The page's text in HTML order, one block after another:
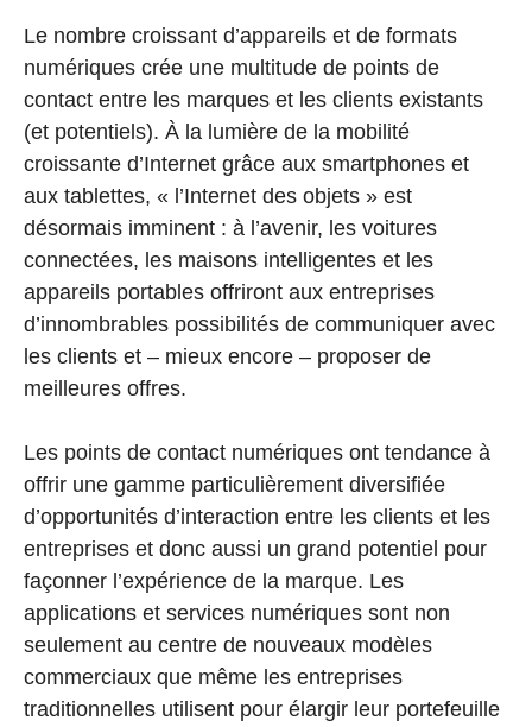
Le nombre croissant d’appareils et de formats
numériques crée une multitude de points de
contact entre les marques et les clients existants
(et potentiels). À la lumière de la mobilité
croissante d’Internet grâce aux smartphones et
aux tablettes, « l’Internet des objets » est
désormais imminent : à l’avenir, les voitures
connectées, les maisons intelligentes et les
appareils portables offriront aux entreprises
d’innombrables possibilités de communiquer avec
les clients et – mieux encore – proposer de
meilleures offres.
Les points de contact numériques ont tendance à
offrir une gamme particulièrement diversifiée
d’opportunités d’interaction entre les clients et les
entreprises et donc aussi un grand potentiel pour
façonner l’expérience de la marque. Les
applications et services numériques sont non
seulement au centre de nouveaux modèles
commerciaux que même les entreprises
traditionnelles utilisent pour élargir leur portefeuille